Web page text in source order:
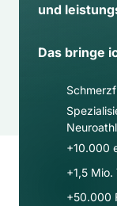
und
Das bringe
+10.000
+1,5
+50.000